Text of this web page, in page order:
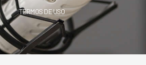
TERMOS DE USO